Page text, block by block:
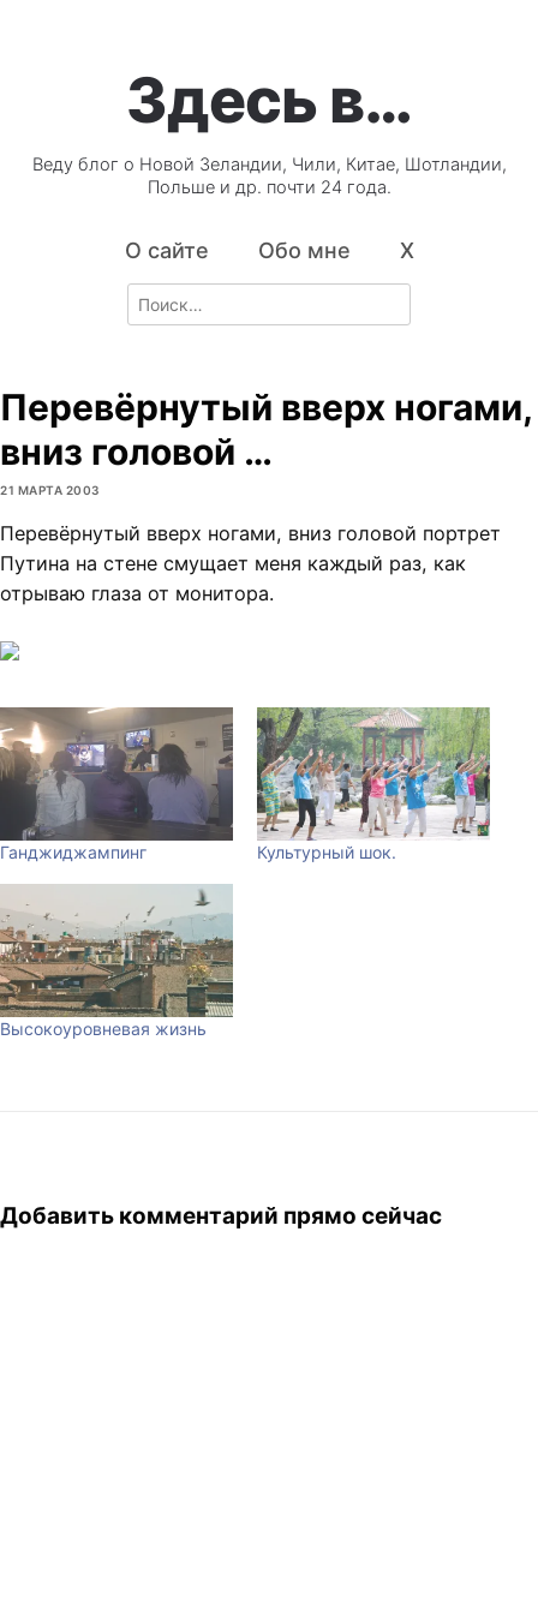
Здесь в…
Веду блог о Новой Зеландии, Чили, Китае, Шотландии,
Польше и др. почти 24 года.
О сайте Обо мне X
Search
for:
Перевёрнутый вверх ногами,
вниз головой …
21 МАРТА 2003
Перевёрнутый вверх ногами, вниз головой портрет
Путина на стене смущает меня каждый раз, как
отрываю глаза от монитора.
Ганджиджампинг Культурный шок.
Высокоуровневая жизнь
Добавить комментарий прямо сейчас